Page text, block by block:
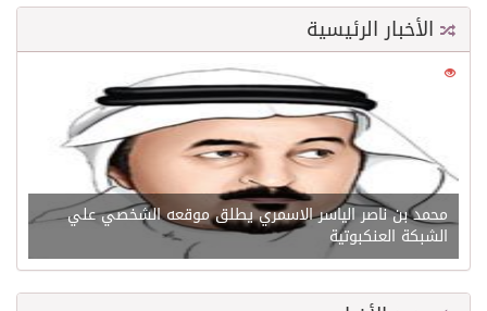
الأخبار الرئيسية
21563
محمد بن ناصر الياسر الاسمري يطلق موقعه الشخصي علي
الشبكة العنكبوتية